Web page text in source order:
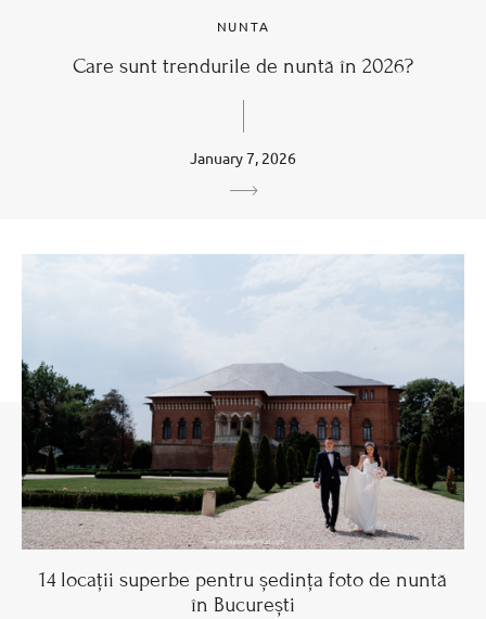
NUNTA
Care sunt trendurile de nuntă în 2026?
January 7, 2026
14 locații superbe pentru ședința foto de nuntă
în București